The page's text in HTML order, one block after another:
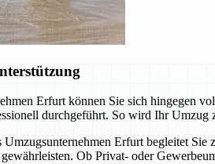
Erfurt können Sie sich hingegen
durchgeführt. So wird Ihr Umzug
Erfurt begleitet
Ob Privat- oder